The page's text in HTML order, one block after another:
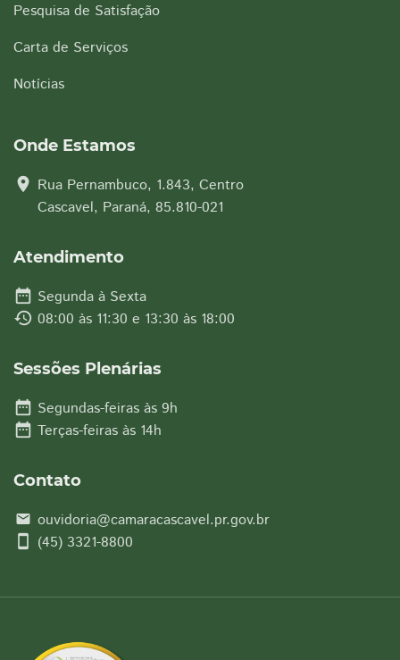
Pesquisa de Satisfação
Carta de Serviços
Notícias
Onde Estamos
location_on Rua Pernambuco, 1.843, Centro
Cascavel, Paraná, 85.810-021
Atendimento
date_range Segunda à Sexta
history 08:00 às 11:30 e 13:30 às 18:00
Sessões Plenárias
date_range Segundas-feiras às 9h
date_range Terças-feiras às 14h
Contato
email ouvidoria@camaracascavel.pr.gov.br
smartphone (45) 3321-8800